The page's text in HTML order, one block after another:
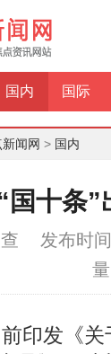
国内 国际
闻网 > 国内
国十条
查 发布时
印发《